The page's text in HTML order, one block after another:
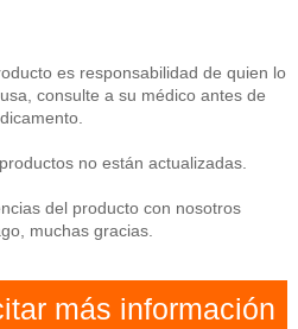
es responsabilidad de quien lo
consulte a su médico antes de
no están actualizadas.
del producto con nosotros
muchas gracias.
más información